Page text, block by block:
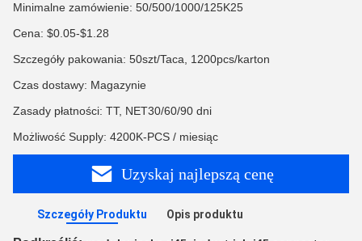
Minimalne zamówienie: 50/500/1000/125K25
Cena: $0.05-$1.28
Szczegóły pakowania: 50szt/Taca, 1200pcs/karton
Czas dostawy: Magazynie
Zasady płatności: TT, NET30/60/90 dni
Możliwość Supply: 4200K-PCS / miesiąc
Uzyskaj najlepszą cenę
Szczegóły Produktu Opis produktu